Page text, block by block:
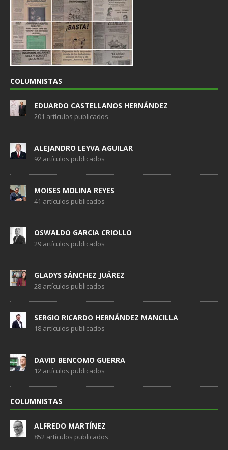
COLUMNISTAS
EDUARDO CASTELLANOS HERNÁNDEZ
201 artículos publicados
ALEJANDRO LEYVA AGUILAR
92 artículos publicados
MOISES MOLINA REYES
41 artículos publicados
OSWALDO GARCIA CRIOLLO
29 artículos publicados
GLADYS SÁNCHEZ JUÁREZ
28 artículos publicados
SERGIO RICARDO HERNÁNDEZ MANCILLA
18 artículos publicados
DAVID BENCOMO GUERRA
12 artículos publicados
COLUMNISTAS
ALFREDO MARTÍNEZ
852 artículos publicados